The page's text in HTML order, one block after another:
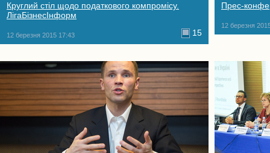
Круглий стіл щодо податкового компромісу.
ЛігаБізнесІнформ
12 березня 2015 17:43 15
Прес-
12 березня